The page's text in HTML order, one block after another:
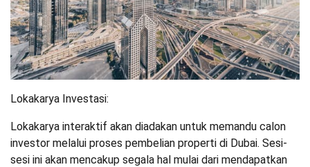
Lokakarya Investasi:
Lokakarya interaktif akan diadakan untuk memandu calon
investor melalui proses pembelian properti di Dubai. Sesi-
sesi ini akan mencakup segala hal mulai dari mendapatkan